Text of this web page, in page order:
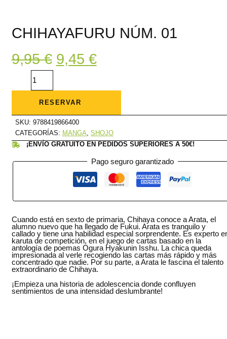
CHIHAYAFURU NÚM. 01
9,95€ El
precio
9,95 €.
9,45 €El
precio
9,45 €.
Chihayafuru
RESERVAR
SKU: 9788419866400
CATEGORÍAS: MANGA, SHOJO
¡ENVÍO GRATUITO EN PEDIDOS SUPERIORES A 50€!
Pago seguro garantizado
Cuando está en sexto de primaria, Chihaya conoce a Arata, el
alumno nuevo que ha llegado de Fukui. Arata es tranquilo y
callado y tiene una habilidad especial sorprendente. Es experto
karuta de competición, en el juego de cartas basado en la
antología de poemas Ogura Hyakunin Isshu. La chica queda
impresionada al verle recogiendo las cartas más rápido y más
concentrado que nadie. Por su parte, a Arata le fascina el talento
extraordinario de Chihaya.
¡Empieza una historia de adolescencia donde confluyen
sentimientos de una intensidad deslumbrante!